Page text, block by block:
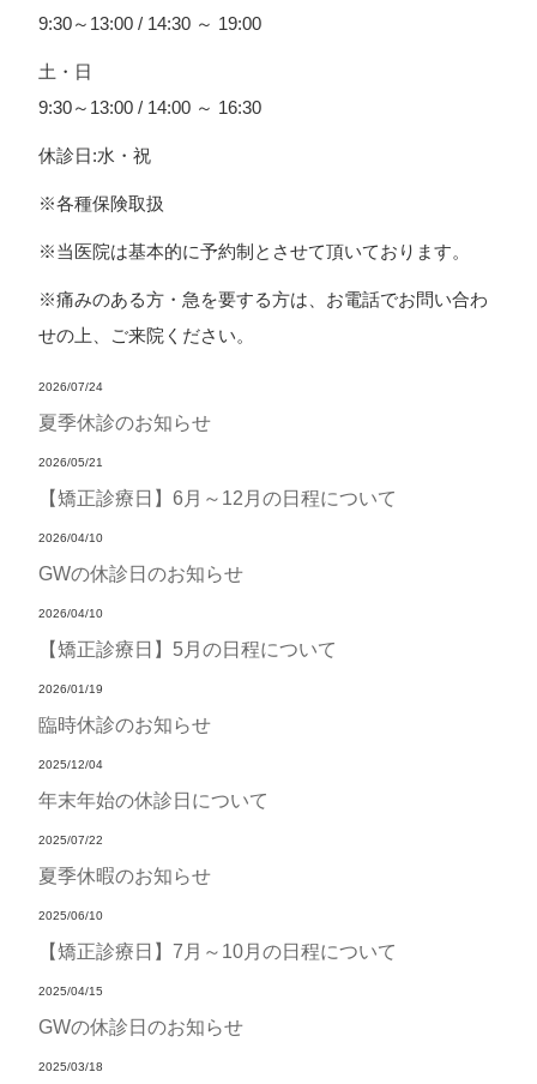
9:30～13:00 / 14:30 ～ 19:00
土・日
9:30～13:00 / 14:00 ～ 16:30
休診日:水・祝
※各種保険取扱
※当医院は基本的に予約制とさせて頂いております。
※痛みのある方・急を要する方は、お電話でお問い合わ
せの上、ご来院ください。
2026/07/24
夏季休診のお知らせ
2026/05/21
【矯正診療日】6月～12月の日程について
2026/04/10
GWの休診日のお知らせ
2026/04/10
【矯正診療日】5月の日程について
2026/01/19
臨時休診のお知らせ
2025/12/04
年末年始の休診日について
2025/07/22
夏季休暇のお知らせ
2025/06/10
【矯正診療日】7月～10月の日程について
2025/04/15
GWの休診日のお知らせ
2025/03/18